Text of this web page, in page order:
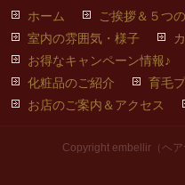
ホーム ご挨拶＆５つ
室内の雰囲気・様子
お得なキャンペーン情報♪
化粧品のご紹介
育毛
お店のご案内＆アクセス
Copyright embellir（ヘ